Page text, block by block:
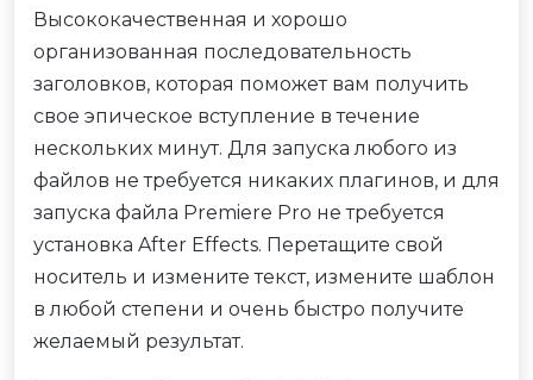
Высококачественная и хорошо
организованная последовательность
заголовков, которая поможет вам получить
свое эпическое вступление в течение
нескольких минут. Для запуска любого из
файлов не требуется никаких плагинов, и для
запуска файла Premiere Pro не требуется
установка After Effects. Перетащите свой
носитель и измените текст, измените шаблон
в любой степени и очень быстро получите
желаемый результат.